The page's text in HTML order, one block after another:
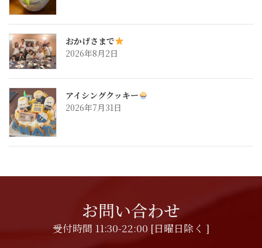
おかげさまで
2026年8月2日
アイシングクッキー
2026年7月31日
お問い合わせ
受付時間 11:30-22:00 [日曜日除く ]